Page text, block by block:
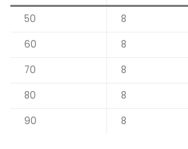
50 8
60
8
70
8
80
8
90
8